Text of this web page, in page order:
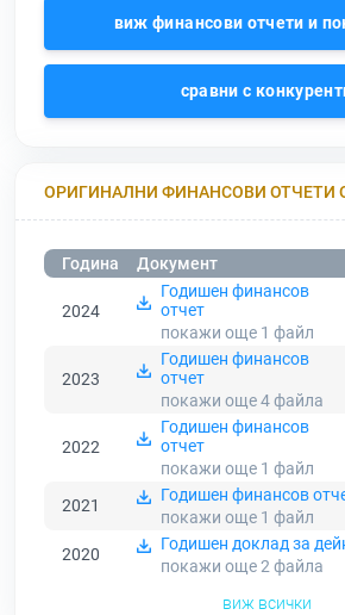
виж финансови отчети и
сравни с
ОРИГИНАЛНИ ФИНАНСОВИ ОТЧЕТИ
Година Документ
2024
Годишен финансов
отчет
покажи още 1 файл
2023
Годишен финансов
отчет
покажи още 4файла
2022
Годишен финансов
отчет
покажи още 1 файл
2021
Годишен финансов
покажи още 1 файл
2020
Годишен доклад за
покажи още 2файла
виж всички